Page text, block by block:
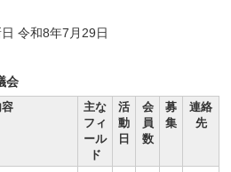
令和8年7月29日
会
主な
フィ
ール
ド
活
動
日
会
員
数
募
集
連絡
先